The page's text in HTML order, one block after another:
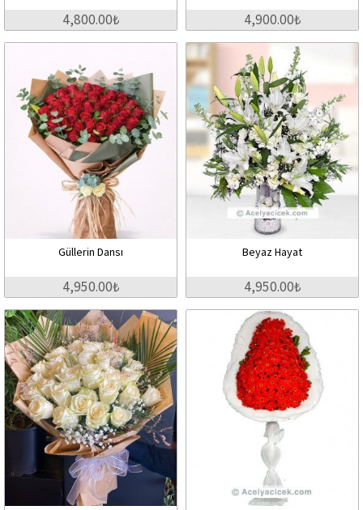
4,800.00₺ 4,900.00₺
Güllerin Dansı
4,950.00₺
Beyaz Hayat
4,950.00₺